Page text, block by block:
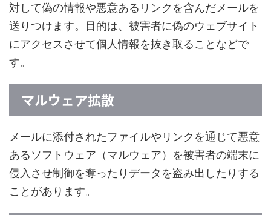
対して偽の情報や悪意あるリンクを含んだメールを
送りつけます。目的は、被害者に偽のウェブサイト
にアクセスさせて個人情報を抜き取ることなどで
す。
マルウェア拡散
メールに添付されたファイルやリンクを通じて悪意
あるソフトウェア（マルウェア）を被害者の端末に
侵入させ制御を奪ったりデータを盗み出したりする
ことがあります。